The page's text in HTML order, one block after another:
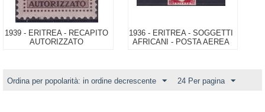
1939 - ERITREA - RECAPITO
AUTORIZZATO
1936 - ERITREA - SOGGETTI
AFRICANI - POSTA AEREA
Ordina per popolarità: in ordine decrescente 24 Per pagina